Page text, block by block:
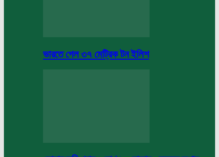
ভারতে গেল ৩৭ মেট্রিক টন ইলিশ